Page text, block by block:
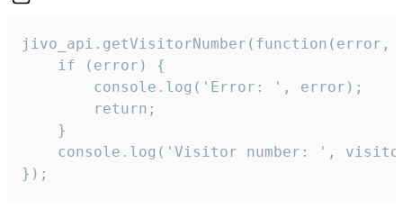
jivo_api.getVisitorNumber(function(error,
    if (error) {
        console.log('Error: ', error);
        return;
    }
console.log('Visitor number: ',
});